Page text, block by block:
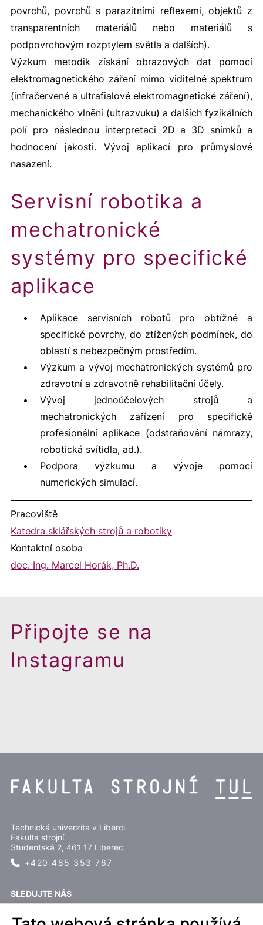
povrchů, povrchů s parazitními reflexemi, objektů z
transparentních materiálů nebo materiálů s
podpovrchovým rozptylem světla a dalších).
Výzkum metodik získání obrazových dat pomocí
elektromagnetického záření mimo viditelné spektrum
(infračervené a ultrafialové elektromagnetické záření),
mechanického vlnění (ultrazvuku) a dalších fyzikálních
polí pro následnou interpretaci 2D a 3D snímků a
hodnocení jakosti. Vývoj aplikací pro průmyslové
nasazení.
Servisní robotika a
mechatronické
systémy pro specifické
aplikace
Aplikace servisních robotů pro obtížné a
specifické povrchy, do ztížených podmínek, do
oblastí s nebezpečným prostředím.
Výzkum a vývoj mechatronických systémů pro
zdravotní a zdravotně rehabilitační účely.
Vývoj jednoúčelových strojů a
mechatronických zařízení pro specifické
profesionální aplikace (odstraňování námrazy,
robotická svítidla, ad.).
Podpora výzkumu a vývoje pomocí
numerických simulací.
Pracoviště
Katedra sklářských strojů a robotiky
Kontaktní osoba
doc. Ing. Marcel Horák, Ph.D.
Připojte se na
Instagramu
Technická univerzita v Liberci
Fakulta strojní
Studentská 2, 461 17 Liberec
+420 485 353 767
SLEDUJTE NÁS